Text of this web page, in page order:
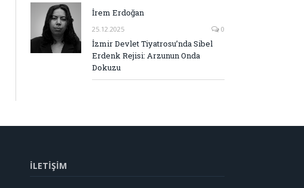
İrem Erdoğan
25.12.2025 0
İzmir Devlet Tiyatrosu’nda Sibel
Erdenk Rejisi: Arzunun Onda
Dokuzu
İLETİŞİM